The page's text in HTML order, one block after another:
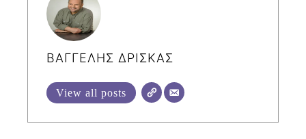
ΒΑΓΓΕΛΗΣ ΔΡΙΣΚΑΣ
View all posts